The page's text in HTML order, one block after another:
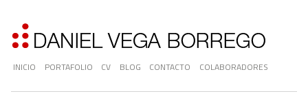
INICIO PORTAFOLIO CV BLOG CONTACTO COLABORADORES